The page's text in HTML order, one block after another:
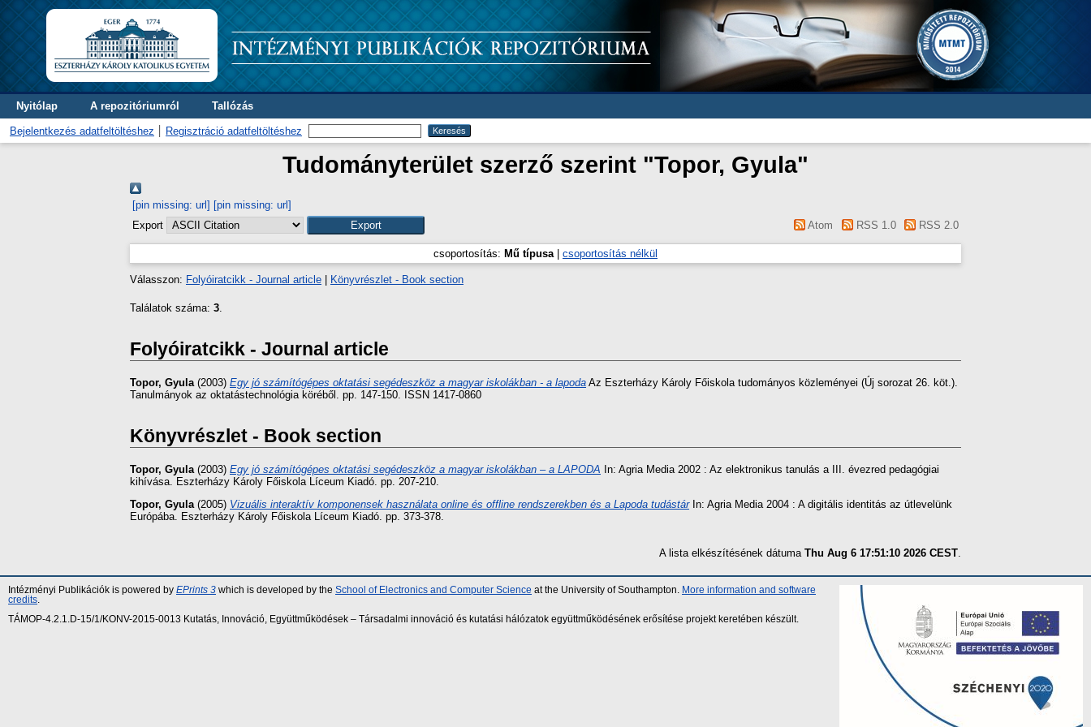
Nyitólap A repozitóriumról Tallózás
Bejelentkezés adatfeltöltéshez Regisztráció adatfeltöltéshez
Tudományterület szerző szerint "Topor, Gyula"
[pin missing: url] [pin missing: url]
Export
Atom RSS 1.0 RSS 2.0
csoportosítás: Mű típusa| csoportosítás nélkül
Válasszon: Folyóiratcikk - Journal article Könyvrészlet - Book section
Találatok száma: 3.
Folyóiratcikk - Journal article
Topor, Gyula(2003) Egy jó számítógépes oktatási segédeszköz a magyar iskolákban - a lapoda Az Eszterházy Károly Főiskola tudományos közleményei (Új sorozat 26. köt.).
Tanulmányok az oktatástechnológia köréből. pp. 147-150. ISSN 1417-0860
Könyvrészlet - Book section
Topor, Gyula(2003) Egy jó számítógépes oktatási segédeszköz a magyar iskolákban – a LAPODA In: Agria Media 2002 : Az elektronikus tanulás a III. évezred pedagógiai
kihívása. Eszterházy Károly Főiskola Líceum Kiadó. pp. 207-210.
Topor, Gyula(2005) Vizuális interaktív komponensek használata online és offline rendszerekben és a Lapoda tudástárIn: Agria Media 2004 : A digitális identitás az útlevelünk
Európába. Eszterházy Károly Főiskola Líceum Kiadó. pp. 373-378.
A lista elkészítésének dátuma Thu Aug 6 17:51:10 2026 CEST.
Intézményi Publikációk is powered by EPrints 3 which is developed by the School of Electronics and Computer Science at the University of Southampton.
More information and software
credits
TÁMOP-4.2.1.D-15/1/KONV-2015-0013 Kutatás, Innováció, Együttműködések – Társadalmi innováció és kutatási hálózatok együttműködésének erősítése projekt keretében készült.